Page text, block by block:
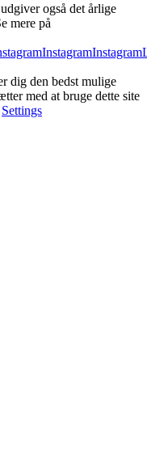
også det årlige
mere på
InstagramInstagram
dig den bedst mulige
med at bruge dette site
Settings